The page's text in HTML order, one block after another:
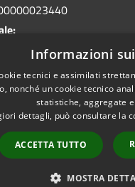
Tesoreria
Informazioni
tecnici e assimilati
nonché un cookie tecnico
statistiche, aggregate
dettagli, può consultare la
ACCETTA TUTTO
MOSTRA